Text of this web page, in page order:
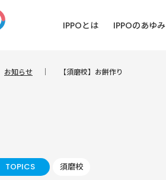
IPPOとは IPPOのあゆみ
お知らせ 【須磨校】お餅作り
TOPICS 須磨校